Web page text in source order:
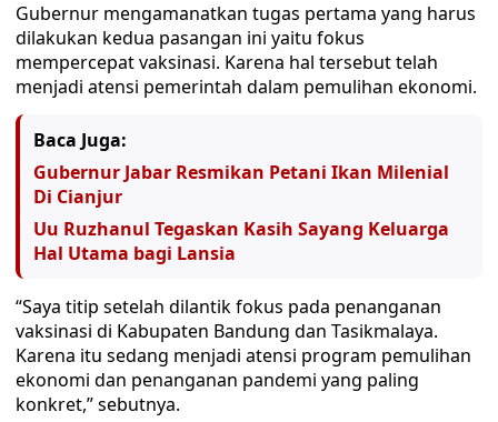
Gubernur mengamanatkan tugas pertama yang harus
dilakukan kedua pasangan ini yaitu fokus
mempercepat vaksinasi. Karena hal tersebut telah
menjadi atensi pemerintah dalam pemulihan ekonomi.
Baca Juga:
Gubernur Jabar Resmikan Petani Ikan Milenial
Di Cianjur
Uu Ruzhanul Tegaskan Kasih Sayang Keluarga
Hal Utama bagi Lansia
“Saya titip setelah dilantik fokus pada penanganan
vaksinasi di Kabupaten Bandung dan Tasikmalaya.
Karena itu sedang menjadi atensi program pemulihan
ekonomi dan penanganan pandemi yang paling
konkret,” sebutnya.